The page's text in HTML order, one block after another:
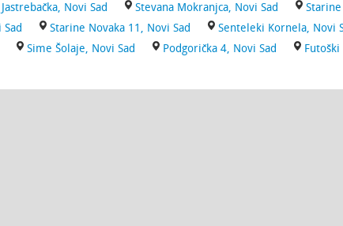
Jastrebačka, Novi Sad Stevana Mokranjca, Novi Sad
Starine
Starine Novaka 11, Novi Sad Senteleki Kornela, Novi
Sime Šolaje, Novi Sad Podgorička 4, Novi Sad Futoški